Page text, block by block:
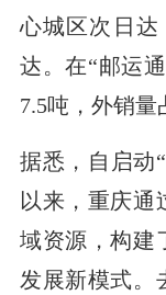
心城区次日达
达。在“邮运
7.5吨，外销量
据悉，自启动
以来，重庆通
域资源，构建
发展新模式。